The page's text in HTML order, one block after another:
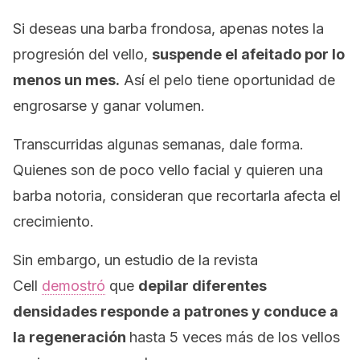
Si deseas una barba frondosa, apenas notes la
progresión del vello, suspende el afeitado por lo
menos un mes. Así el pelo tiene oportunidad de
engrosarse y ganar volumen.
Transcurridas algunas semanas, dale forma.
Quienes son de poco vello facial y quieren una
barba notoria, consideran que recortarla afecta el
crecimiento.
Sin embargo, un estudio de la revista
Cell demostró que depilar diferentes
densidades responde a patrones y conduce a
la regeneración hasta 5 veces más de los vellos